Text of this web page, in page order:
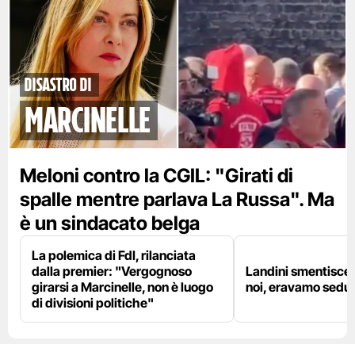
disastro di
marcinelle
Meloni contro la CGIL: "Girati di
spalle mentre parlava La Russa". Ma
è un sindacato belga
La polemica di FdI, rilanciata
dalla premier: "Vergognoso
girarsi a Marcinelle, non è luogo
di divisioni politiche"
Landini
noi, eravamo